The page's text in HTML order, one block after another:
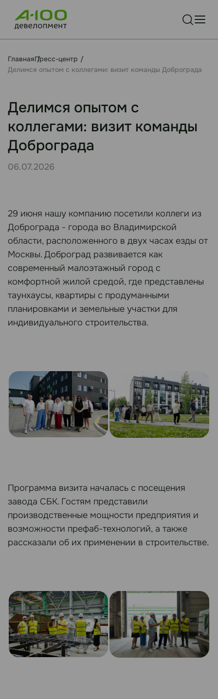
ГлавнаяПресс-центр
Делимся опытом с коллегами: визит команды Доброграда
Делимся опытом с
коллегами: визит команды
Доброграда
06.07.2026
29 июня нашу компанию посетили коллеги из
Доброграда - города во Владимирской
области, расположенного в двух часах езды от
Москвы. Доброград развивается как
современный малоэтажный город с
комфортной жилой средой, где представлены
таунхаусы, квартиры с продуманными
планировками и земельные участки для
индивидуального строительства.
Программа визита началась с посещения
завода СБК. Гостям представили
производственные мощности предприятия и
возможности префаб-технологий, а также
рассказали об их применении в строительстве.